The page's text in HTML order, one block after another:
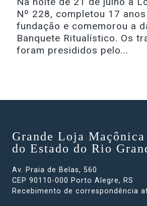
Nº 228, completou 17
fundação e comemorou a
Banquete Ritualístico. Os
foram presididos pelo...
Grande Loja Maçônica
do Estado do Rio
Av. Praia de Belas, 560
CEP 90110-000 Porto Alegre, RS
Recebimento de correspondência